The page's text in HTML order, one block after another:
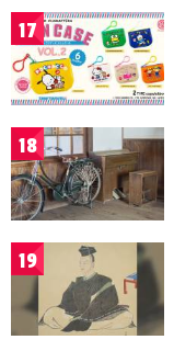
17
18
19